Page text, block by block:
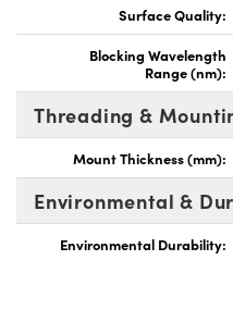
Surface Quality:
Blocking Wavelength
Range (nm):
Threading &
Mount Thickness (mm):
Environmental &
Environmental Durability: